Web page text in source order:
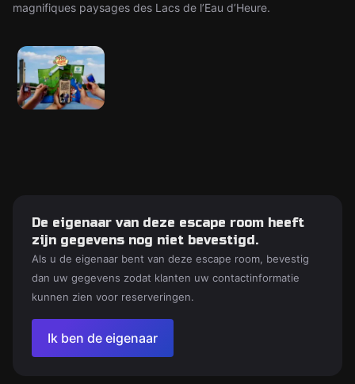
magnifiques paysages des Lacs de l’Eau d’Heure.
De eigenaar van deze escape room heeft
zijn gegevens nog niet bevestigd.
Als u de eigenaar bent van deze escape room, bevestig
dan uw gegevens zodat klanten uw contactinformatie
kunnen zien voor reserveringen.
Ik ben de eigenaar